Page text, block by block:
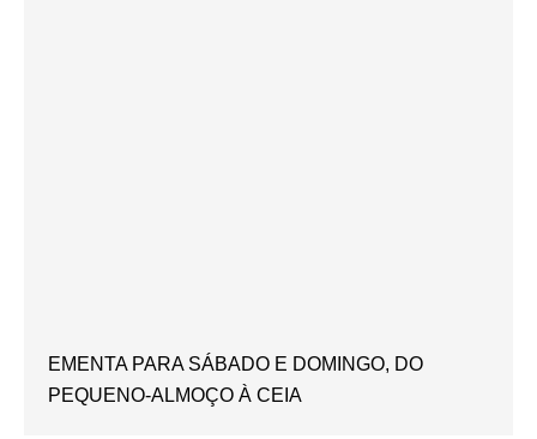
EMENTA PARA SÁBADO E DOMINGO, DO
PEQUENO-ALMOÇO À CEIA